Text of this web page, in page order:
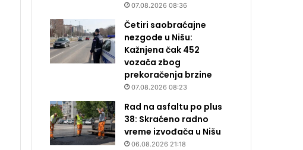
07.08.2026 08:36
Četiri saobraćajne
nezgode u Nišu:
Kažnjena čak 452
vozača zbog
prekoračenja brzine
07.08.2026 08:23
Rad na asfaltu po plus
38: Skraćeno radno
vreme izvođača u Nišu
06.08.2026 21:18